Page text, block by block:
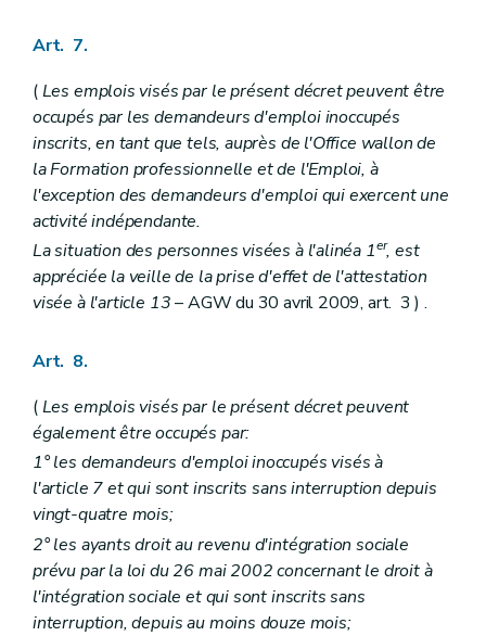
Art. 7.
(Les emplois visés par le présent décret peuvent être
occupés par les demandeurs d'emploi inoccupés
inscrits, en tant que tels, auprès de l'Office wallon de
la Formation professionnelle et de l'Emploi, à
l'exception des demandeurs d'emploi qui exercent une
activité indépendante.
La situation des personnes visées à l'alinéa 1er, est
appréciée la veille de la prise d'effet de l'attestation
visée à l'article 13– AGW du 30 avril 2009, art. 3 ) .
Art. 8.
(Les emplois visés par le présent décret peuvent
également être occupés par:
1° les demandeurs d'emploi inoccupés visés à
l'article 7 et qui sont inscrits sans interruption depuis
vingt-quatre mois;
2° les ayants droit au revenu d'intégration sociale
prévu par la loi du 26 mai 2002 concernant le droit à
l'intégration sociale et qui sont inscrits sans
interruption, depuis au moins douze mois;